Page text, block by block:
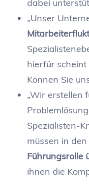
dabei
„Unser
hierfür scheint
Können Sie
„Wir erstellen
Spezialisten-
müssen in
Führungsrolle
ihnen die